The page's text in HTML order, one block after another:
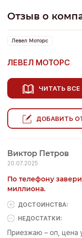
Отзыв о
Левел Моторс
ЛЕВЕЛ МОТОРС
ЧИТАТЬ
ДОБАВИТЬ
Виктор Петров
20.07.2025
По телефону
миллиона.
ДОСТОИНCТВА:
НЕДОСТАТКИ:
Приезжаю – оп,